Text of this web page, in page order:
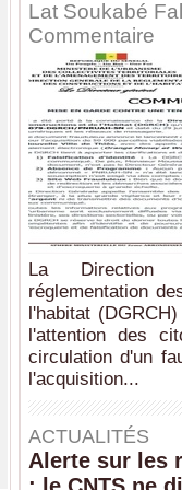
Lat Soukabé
Commentaire
La Direction
réglementation
l'habitat
l'attention des
circulation d'un
l'acquisition...
ACTUALITÉS
Alerte sur les